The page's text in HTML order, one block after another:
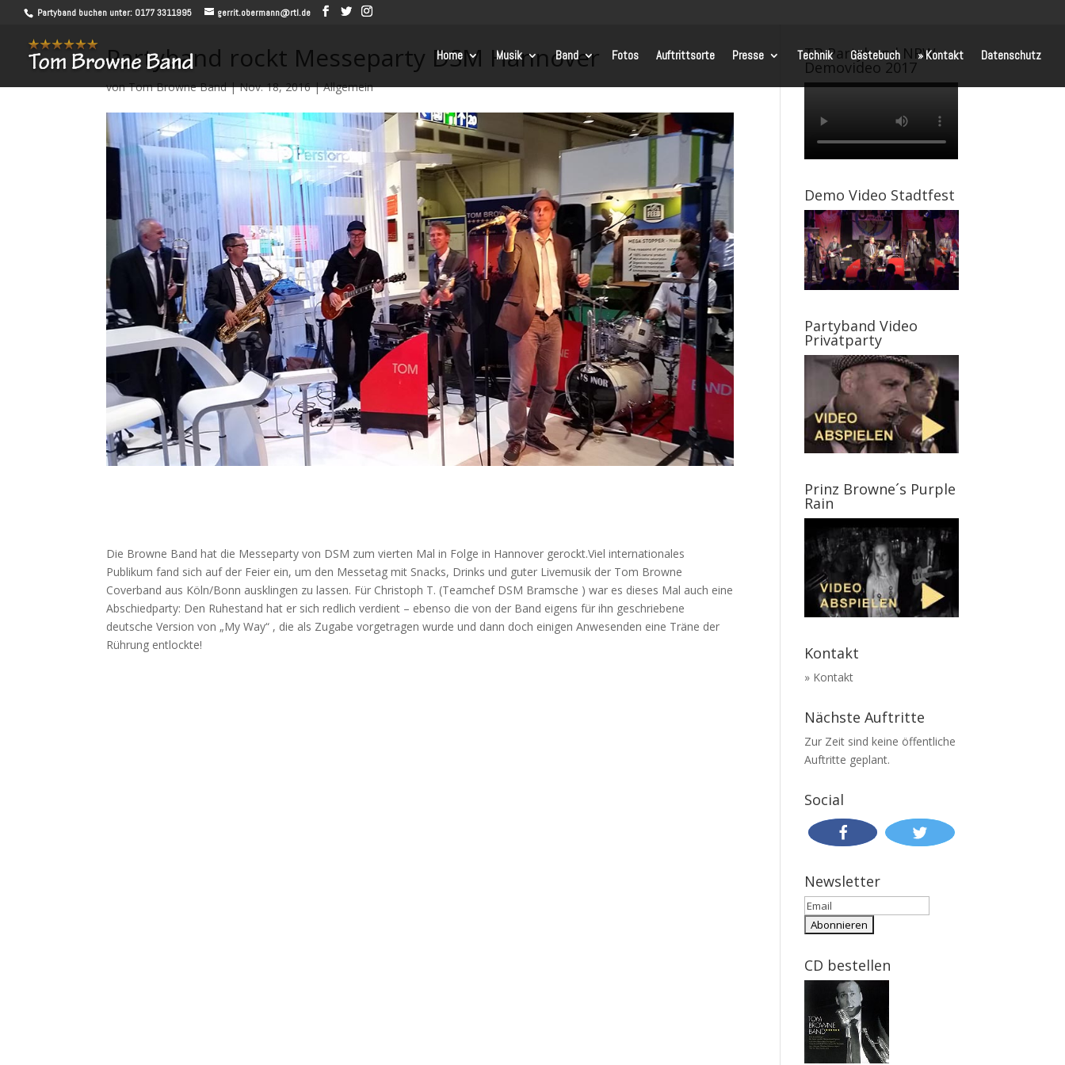
Partyband buchen unter: 0177 3311995 gerrit.obermann@rtl.de
Home Musik Band Fotos Auftrittsorte Presse Technik Gästebuch » Kontakt Datenschutz
Partyband rockt Messeparty DSM Hannover
vonTom Browne Band|Nov. 18, 2016|Allgemein
Die Browne Band hat die Messeparty von DSM zum vierten Mal in Folge in Hannover gerockt.Viel internationales
Publikum fand sich auf der Feier ein, um den Messetag mit Snacks, Drinks und guter Livemusik der Tom Browne
Coverband aus Köln/Bonn ausklingen zu lassen. Für Christoph T. (Teamchef DSM Bramsche ) war es dieses Mal auch eine
Abschiedparty: Den Ruhestand hat er sich redlich verdient – ebenso die von der Band eigens für ihn geschriebene
deutsche Version von „My Way“ , die als Zugabe vorgetragen wurde und dann doch einigen Anwesenden eine Träne der
Rührung entlockte!
TB Partyband NRW
Demovideo 2017
Demo Video Stadtfest
Partyband Video
Privatparty
Prinz Browne´s Purple
Rain
Kontakt
» Kontakt
Nächste Auftritte
Zur Zeit sind keine öffentliche
Auftritte geplant.
Social
Newsletter
CD bestellen